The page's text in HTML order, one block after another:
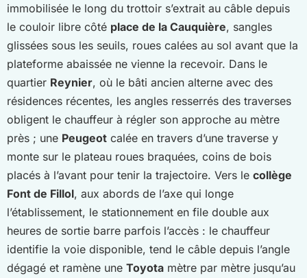
immobilisée le long du trottoir s’extrait au câble depuis
le couloir libre côté place de la Cauquière, sangles
glissées sous les seuils, roues calées au sol avant que la
plateforme abaissée ne vienne la recevoir. Dans le
quartier Reynier, où le bâti ancien alterne avec des
résidences récentes, les angles resserrés des traverses
obligent le chauffeur à régler son approche au mètre
près ; une Peugeot calée en travers d’une traverse y
monte sur le plateau roues braquées, coins de bois
placés à l’avant pour tenir la trajectoire. Vers le collège
Font de Fillol, aux abords de l’axe qui longe
l’établissement, le stationnement en file double aux
heures de sortie barre parfois l’accès : le chauffeur
identifie la voie disponible, tend le câble depuis l’angle
dégagé et ramène une Toyota mètre par mètre jusqu’au